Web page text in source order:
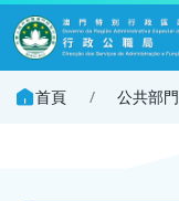
首頁 / 公共部門